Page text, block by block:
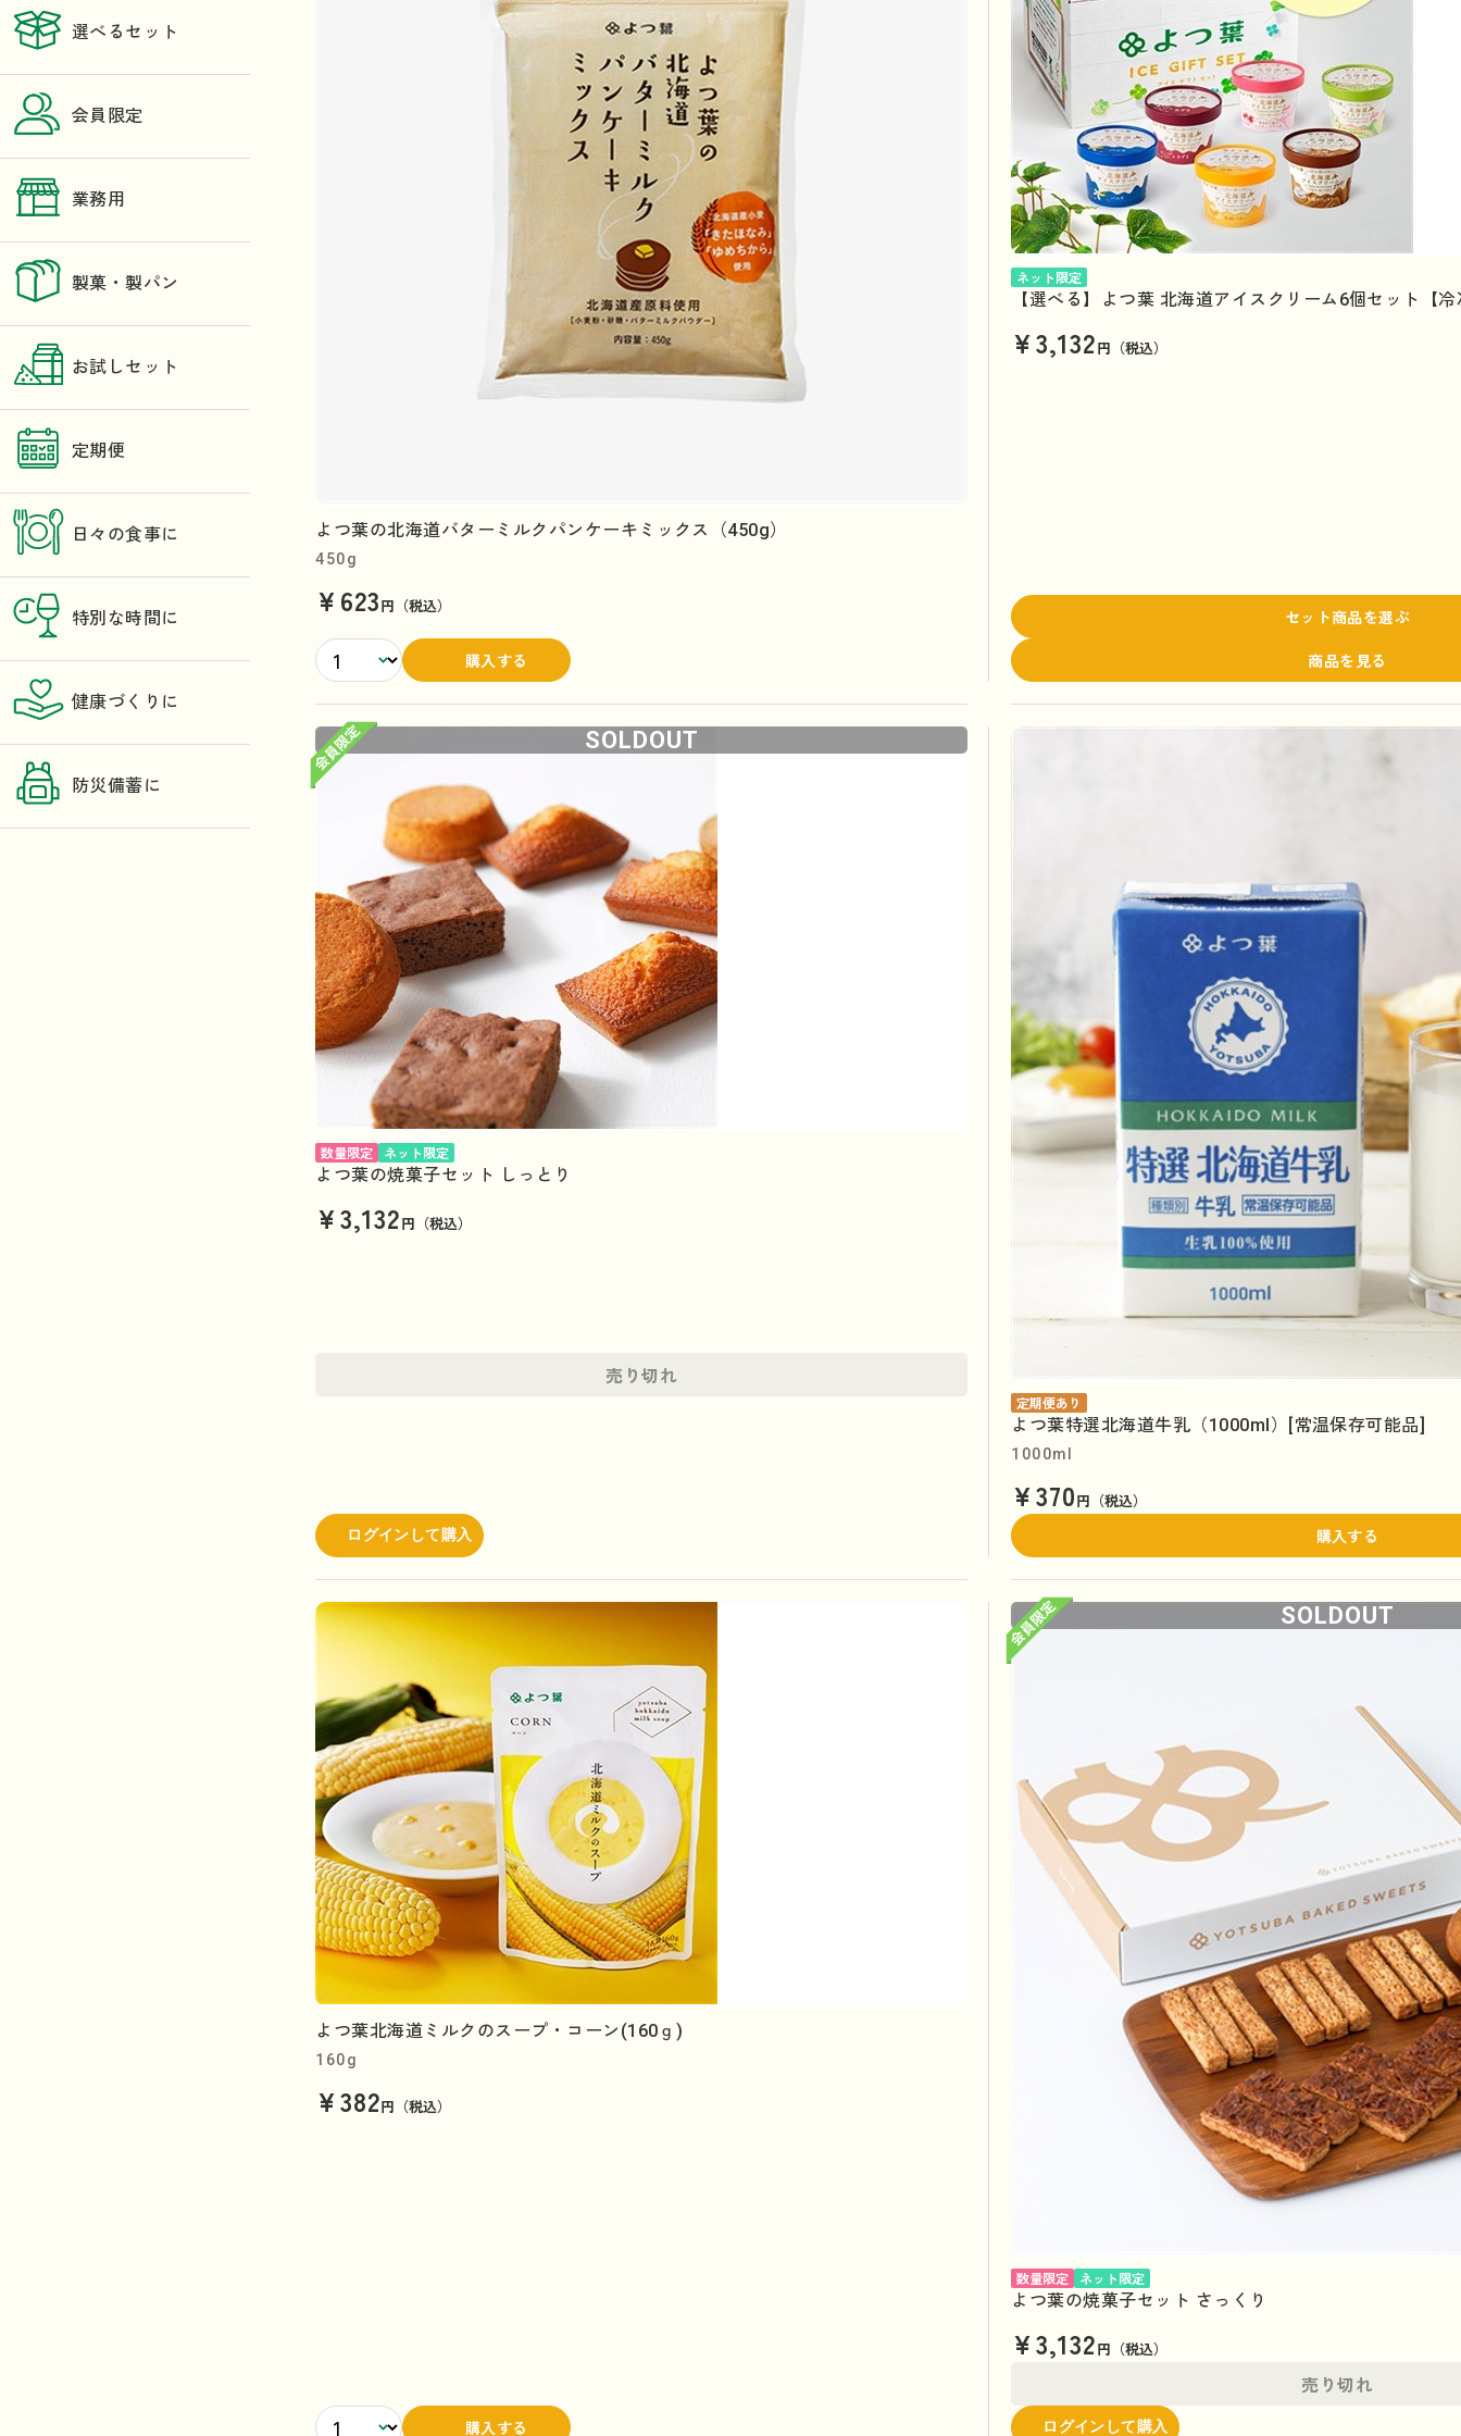
選べるセット
会員限定
業務用
製菓・製パン
お試しセット
定期便
日々の食事に
特別な時間に
健康づくりに
防災備蓄に
よつ葉の北海道バターミルクパンケーキミックス（450g）
450g
¥623円（税込）
購入する
ネット限定
【選べる】よつ葉 北海道アイスクリーム6個セット【
¥3,132円（税込）
セット商品を選ぶ
商品を見る
数量限定 ネット限定
よつ葉の焼菓子セット しっとり
¥3,132円（税込）
売り切れ
SOLDOUT
ログインして購入
定期便あり
よつ葉特選北海道牛乳（1000ml）[常温保存可能品]
1000ml
¥370円（税込）
購入する
よつ葉北海道ミルクのスープ・コーン(160ｇ)
160g
¥382円（税込）
購入する
数量限定 ネット限定
よつ葉の焼菓子セット さっくり
¥3,132円（税込）
売り切れ
SOLDOUT
ログインして購入